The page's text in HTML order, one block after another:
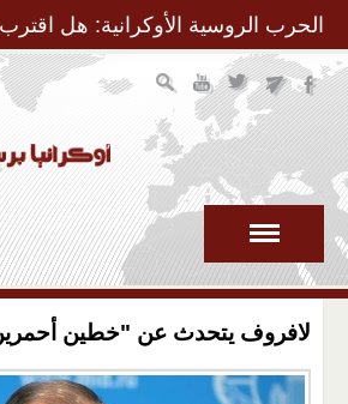
Jump to Navigation
الحرب الروسية الأوكرانية: هل
لافروف يتحدث عن "خطين